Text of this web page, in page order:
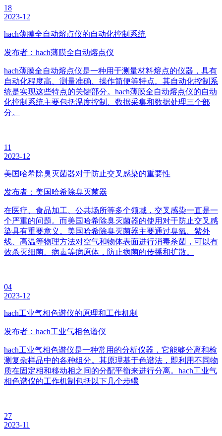
18
2023-12
hach薄膜全自动熔点仪的自动化控制系统
发布者：hach薄膜全自动熔点仪
hach薄膜全自动熔点仪是一种用于测量材料熔点的仪器，具有
自动化程度高、测量准确、操作简便等特点。其自动化控制系
统是实现这些特点的关键部分。hach薄膜全自动熔点仪的自动
化控制系统主要包括温度控制、数据采集和数据处理三个部
分。
11
2023-12
美国哈希除臭灭菌器对于防止交叉感染的重要性
发布者：美国哈希除臭灭菌器
在医疗、食品加工、公共场所等多个领域，交叉感染一直是一
个严重的问题。而美国哈希除臭灭菌器的使用对于防止交叉感
染具有重要意义。美国哈希除臭灭菌器主要通过臭氧、紫外
线、高温等物理方法对空气和物体表面进行消毒杀菌，可以有
效杀灭细菌、病毒等病原体，防止病菌的传播和扩散。
04
2023-12
hach工业气相色谱仪的原理和工作机制
发布者：hach工业气相色谱仪
hach工业气相色谱仪是一种常用的分析仪器，它能够分离和检
测复杂样品中的各种组分。其原理基于色谱法，即利用不同物
质在固定相和移动相之间的分配平衡来进行分离。hach工业气
相色谱仪的工作机制包括以下几个步骤
27
2023-11